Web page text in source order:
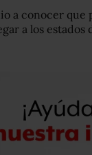
a conocer
a los estados